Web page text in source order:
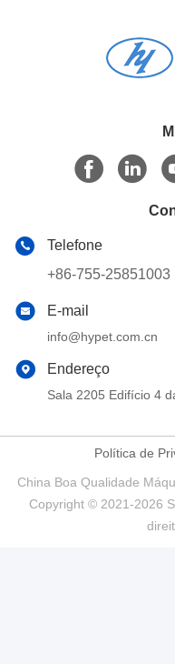
Telefone
+86-755-25851003
E-mail
info@hypet.com.cn
Endereço
Sala 2205 Edifício 4
Política de
China Boa Qualidade
Copyright © 2021-2026